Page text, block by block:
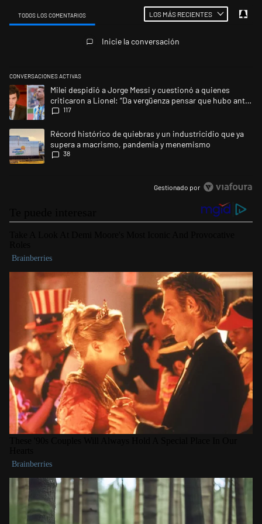
TODOS LOS COMENTARIOS LOS MÁS RECIENTES
Inicie la conversación
CONVERSACIONES ACTIVAS
Este listado muestra los artículos con más comentarios en los últimos
Un artículo de tendencia con el título "Milei despidió a Jorge Messi y
Milei despidió a Jorge Messi y cuestionó a quienes
criticaron a Lionel: “Da vergüenza pensar que hubo anti-
Messi”
117
Un artículo de tendencia con el título "Récord histórico de quiebras y
Récord histórico de quiebras y un industricidio que ya
supera a macrismo, pandemia y menemismo
38
Gestionado por